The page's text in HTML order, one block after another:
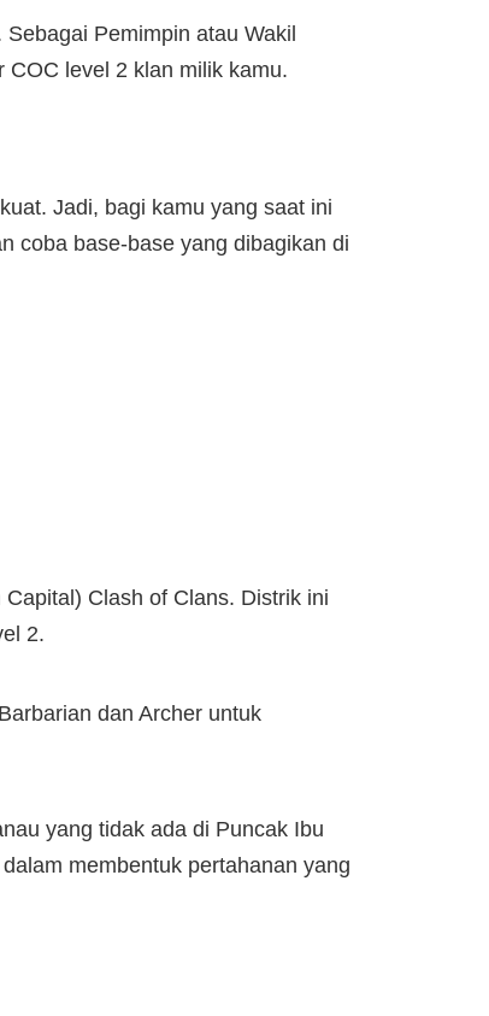
Pemimpin atau Wakil
level 2 klan milik kamu.
Jadi, bagi kamu yang saat ini
coba base-base yang dibagikan di
Clash of Clans. Distrik ini
2.
dan Archer untuk
yang tidak ada di Puncak Ibu
membentuk pertahanan yang